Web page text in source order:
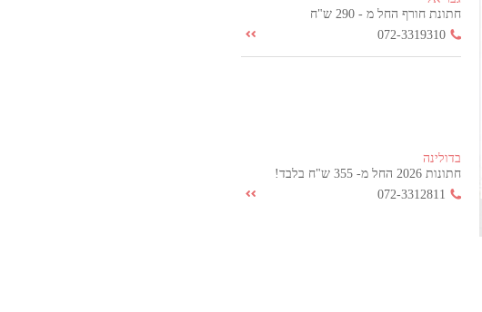
חתונת חורף החל מ - 290 ש"ח
072-3319310
בדולינה
חתונות 2026 החל מ- 355 ש"ח בלבד!
072-3312811